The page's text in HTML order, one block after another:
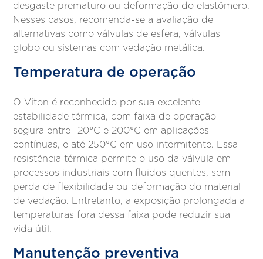
desgaste prematuro ou deformação do elastômero.
Nesses casos, recomenda-se a avaliação de
alternativas como válvulas de esfera, válvulas
globo ou sistemas com vedação metálica.
Temperatura de operação
O Viton é reconhecido por sua excelente
estabilidade térmica, com faixa de operação
segura entre -20°C e 200°C em aplicações
contínuas, e até 250°C em uso intermitente. Essa
resistência térmica permite o uso da válvula em
processos industriais com fluidos quentes, sem
perda de flexibilidade ou deformação do material
de vedação. Entretanto, a exposição prolongada a
temperaturas fora dessa faixa pode reduzir sua
vida útil.
Manutenção preventiva